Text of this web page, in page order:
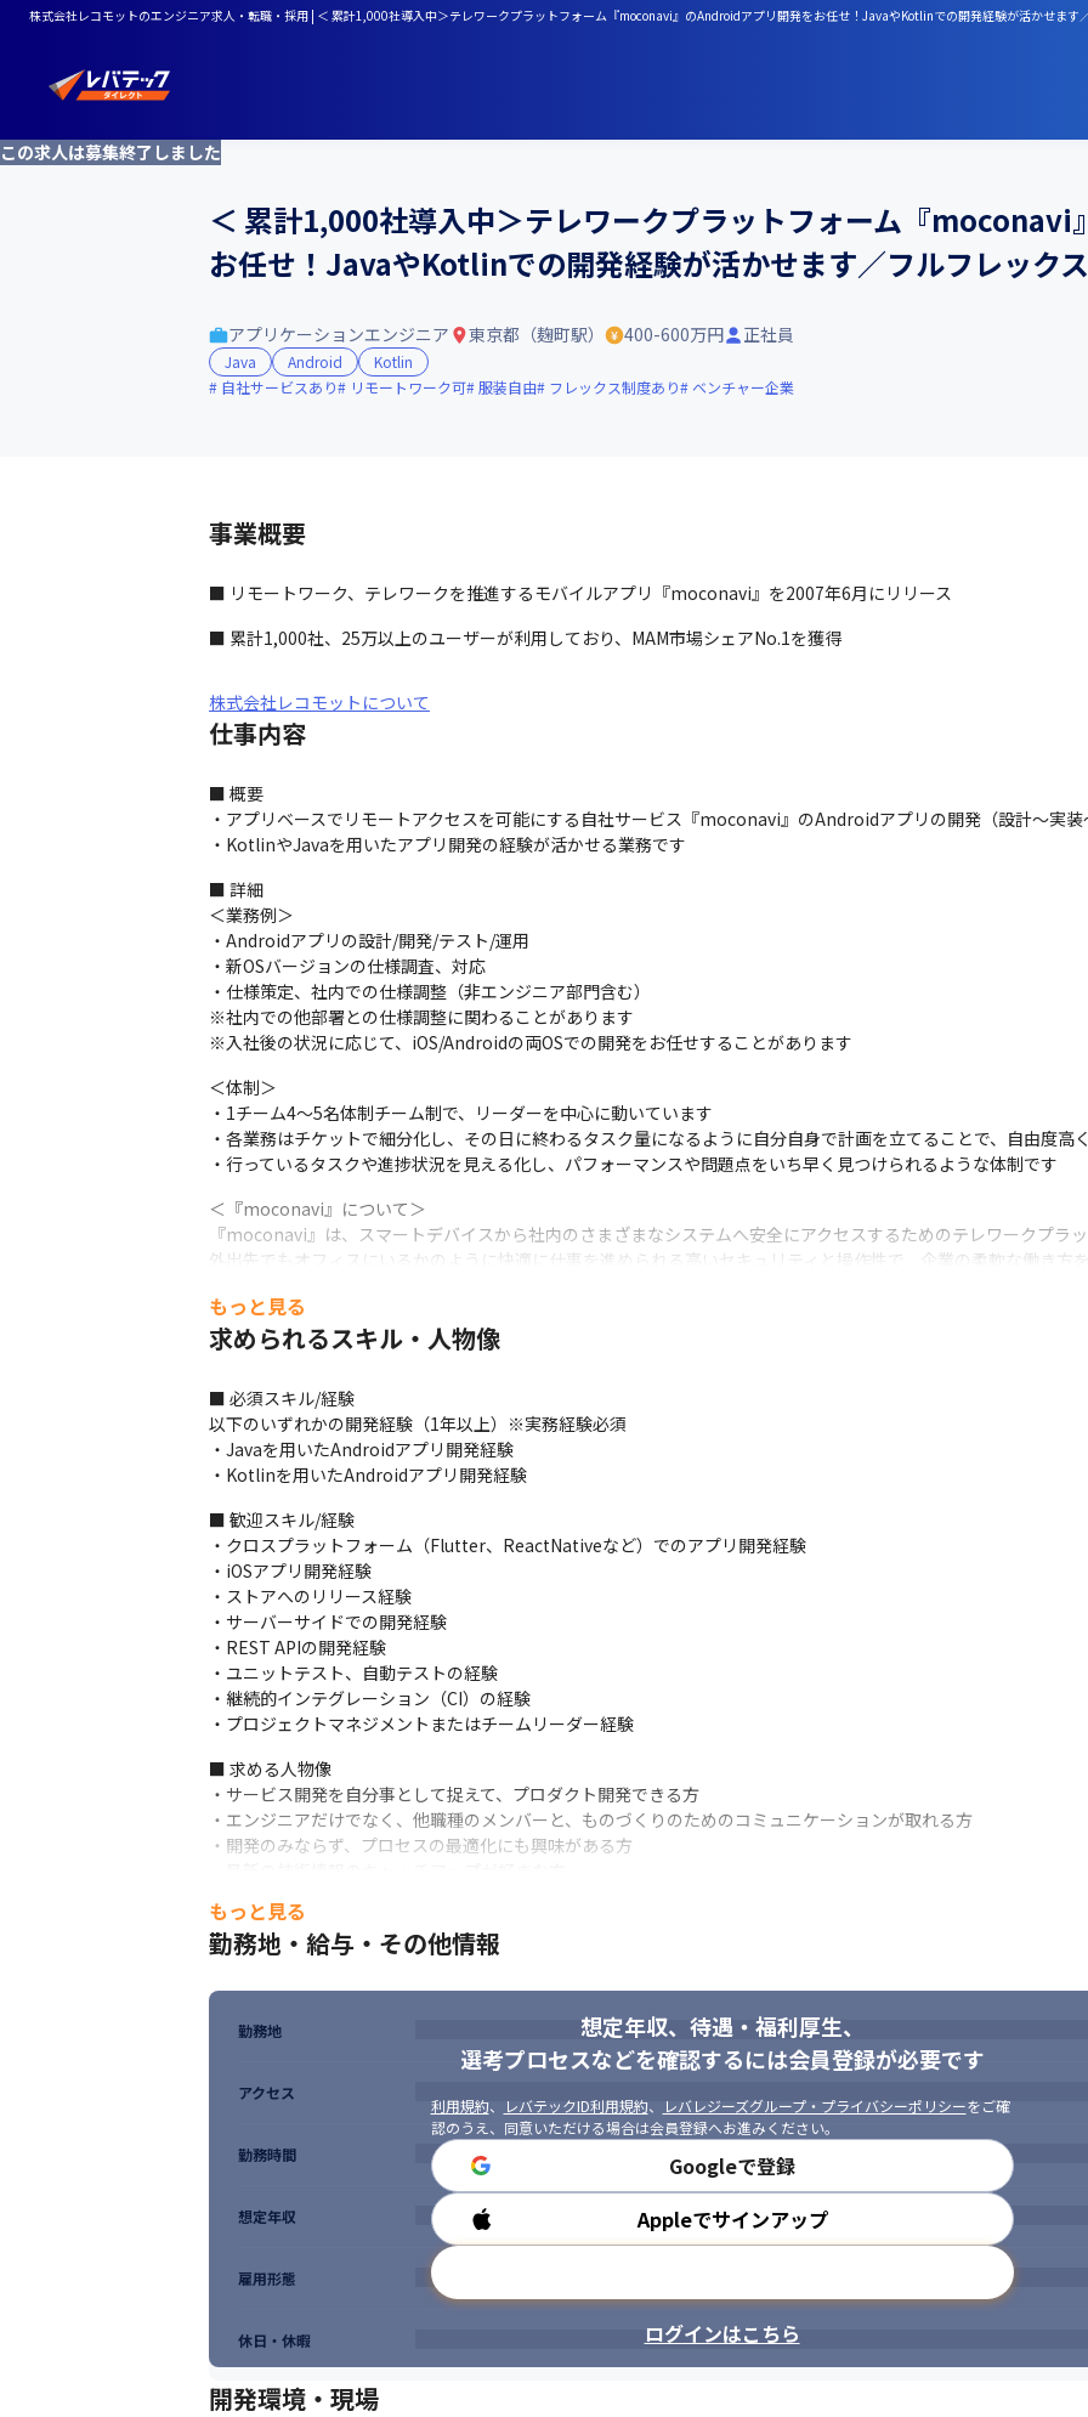
株式会社レコモットのエンジニア求人・転職・採用 | ＜ 累計1,000社導入中＞テレワークプラットフォーム『moconavi』のAndroidアプリ開発をお任せ！JavaやKotlinでの開発経験が活かせます
この求人は募集終了しました
＜ 累計1,000社導入中＞テレワークプラットフォーム『
お任せ！JavaやKotlinでの開発経験が活かせます／フルフレック
アプリケーションエンジニア 東京都（麹町駅） 400-600万円 正社員
Java Android
Kotlin
自社サービスあり
リモートワーク可 服装自由 フレックス制度あり ベンチャー企業
事業概要
■ リモートワーク、テレワークを推進するモバイルアプリ『moconavi』を2007年6月にリリース
■ 累計1,000社、25万以上のユーザーが利用しており、MAM市場シェアNo.1を獲得
株式会社レコモットについて
仕事内容
■ 概要
・アプリベースでリモートアクセスを可能にする自社サービス『moconavi』のAndroidアプリの開発（設計〜実
・KotlinやJavaを用いたアプリ開発の経験が活かせる業務です
■ 詳細
＜業務例＞
・Androidアプリの設計/開発/テスト/運用
・新OSバージョンの仕様調査、対応
・仕様策定、社内での仕様調整（非エンジニア部門含む）
※社内での他部署との仕様調整に関わることがあります
※入社後の状況に応じて、iOS/Androidの両OSでの開発をお任せすることがあります
＜体制＞
・1チーム4〜5名体制チーム制で、リーダーを中心に動いています
・各業務はチケットで細分化し、その日に終わるタスク量になるように自分自身で計画を立てることで、自由度高
・行っているタスクや進捗状況を見える化し、パフォーマンスや問題点をいち早く見つけられるような体制です
＜『moconavi』について＞
『moconavi』は、スマートデバイスから社内のさまざまなシステムへ安全にアクセスするためのテレワークプラッ
外出先でもオフィスにいるかのように快適に仕事を進められる高いセキュリティと操作性で、企業の柔軟な働き方を
＜募集背景＞
『moconavi』は多様なサービスとの連携や、利用拡大とともに機能改善、品質向上を進めています。
プロダクト展開に合わせて今後さらに増えるサービス連携や機能追加をこれまで以上にスピーディに安定してリリ
■ この仕事の面白み、魅力
・プロダクト開発は、エンジニア主導で事業サイドと一緒に進めているため、企画の段階から携われます
・『moconavi』の新機能の企画、設計、開発、運用を行えるポジションです
・新規プロダクトを検討中なので、ゆくゆくは新プロダクト開発の立ち上げにも関われるチャンスがあります
・専門性や特定の技術、役割に特化することが可能ですが、モバイルアプリ、フロントエンド、バックエンドとさ
・機能担当に限らず、システム全体を通して携われる環境です
社員のスキルアップ、キャリアアップを支援する体制があります。 部署の垣根を越えたコミュニケーシ
もっと見る
求められるスキル・人物像
■ 必須スキル/経験
以下のいずれかの開発経験（1年以上）※実務経験必須
・Javaを用いたAndroidアプリ開発経験
・Kotlinを用いたAndroidアプリ開発経験
■ 歓迎スキル/経験
・クロスプラットフォーム（Flutter、ReactNativeなど）でのアプリ開発経験
・iOSアプリ開発経験
・ストアへのリリース経験
・サーバーサイドでの開発経験
・REST APIの開発経験
・ユニットテスト、自動テストの経験
・継続的インテグレーション（CI）の経験
・プロジェクトマネジメントまたはチームリーダー経験
■ 求める人物像
・サービス開発を自分事として捉えて、プロダクト開発できる方
・エンジニアだけでなく、他職種のメンバーと、ものづくりのためのコミュニケーションが取れる方
・開発のみならず、プロセスの最適化にも興味がある方
もっと見る
勤務地・給与・その他情報
想定年収、待遇・福利厚生、
選考プロセスなどを確認するには会員登録が必要です
利用規約、 レバテックID利用規約、 レバレジーズグループ・プライバシーポリシーをご確
認のうえ、同意いただける場合は会員登録へお進みください。
Googleで登録
Appleでサインアップ
ログインはこちら
勤務地
アクセス
勤務時間
想定年収
雇用形態
休日・休暇
開発環境・現場